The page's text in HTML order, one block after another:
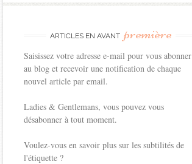
ARTICLES EN AVANT première
Saisissez votre adresse e-mail pour vous abonner
au blog et recevoir une notification de chaque
nouvel article par email.
Ladies & Gentlemans, vous pouvez vous
désabonner à tout moment.
Voulez-vous en savoir plus sur les subtilités de
l'étiquette ?